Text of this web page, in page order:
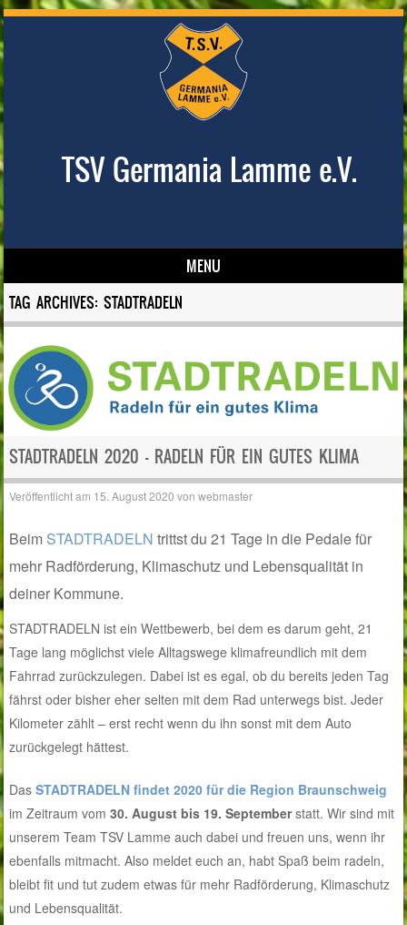
TSV Germania Lamme e.V.
MENU
Skip to content
TAG ARCHIVES:STADTRADELN
STADTRADELN 2020 – RADELN FÜR EIN GUTES KLIMA
Veröffentlicht am 15. August 2020 vonwebmaster
Beim STADTRADELN trittst du 21 Tage in die Pedale für
mehr Radförderung, Klimaschutz und Lebensqualität in
deiner Kommune.
STADTRADELN ist ein Wettbewerb, bei dem es darum geht, 21
Tage lang möglichst viele Alltagswege klimafreundlich mit dem
Fahrrad zurückzulegen. Dabei ist es egal, ob du bereits jeden Tag
fährst oder bisher eher selten mit dem Rad unterwegs bist. Jeder
Kilometer zählt – erst recht wenn du ihn sonst mit dem Auto
zurückgelegt hättest.
DasSTADTRADELN findet 2020 für die Region Braunschweig
im Zeitraum vom30. August bis 19. Septemberstatt. Wir sind mit
unserem Team TSV Lamme auch dabei und freuen uns, wenn ihr
ebenfalls mitmacht. Also meldet euch an, habt Spaß beim radeln,
bleibt fit und tut zudem etwas für mehr Radförderung, Klimaschutz
und Lebensqualität.